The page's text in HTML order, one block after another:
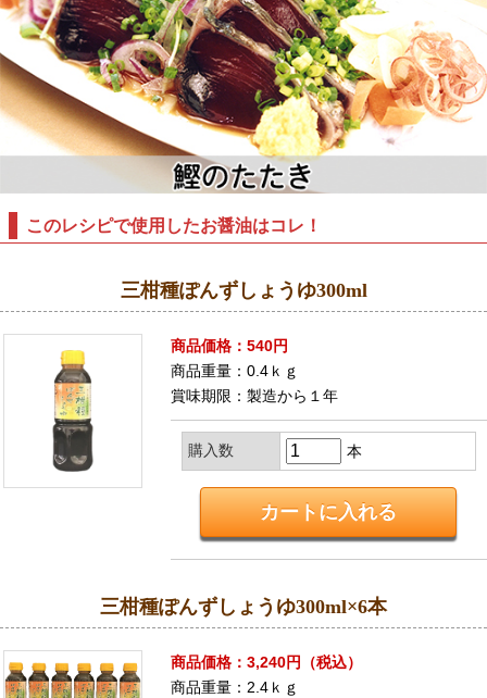
このレシピで使用したお醤油はコレ！
三柑種ぽんずしょうゆ300ml
商品価格：540円
商品重量：0.4ｋｇ
賞味期限：製造から１年
購入数 本
三柑種ぽんずしょうゆ300ml×6本
商品価格：3,240円（税込）
商品重量：2.4ｋｇ